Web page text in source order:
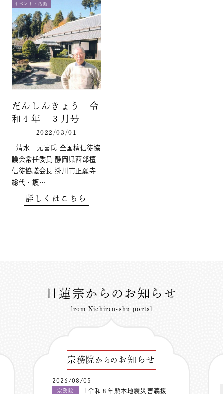
イベント・活動
だんしんきょう 令
和４年 ３月号
2022/03/01
清水 元喜氏 全国檀信徒協
議会常任委員 静岡県西部檀
信徒協議会長 掛川市正願寺
総代・護…
詳しくはこちら
日蓮宗からのお知らせ
from Nichiren-shu portal
宗務院 からの お知らせ
2026/08/05
宗務院
「令和８年熊本地震災害義援